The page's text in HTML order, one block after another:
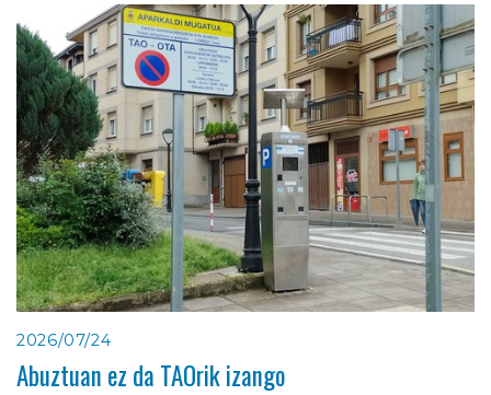
2026/07/24
Abuztuan ez da TAOrik izango